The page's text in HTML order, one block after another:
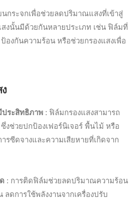
กระจกเพื่อช่วยลดปริมาณแสงที่เข้าสู่
งนั้นมีด้วยกันหลายประเภท เช่น ฟิล์มที่
งกันความร้อน หรือช่วยกรองแสงเพื่อ
ประสิทธิภาพ : ฟิล์มกรองแสงสามารถ
ซึ่งช่วยปกป้องเฟอร์นิเจอร์ พื้นไม้ หรือ
รซีดจางและความเสียหายที่เกิดจาก
: การติดฟิล์มช่วยลดปริมาณความร้อน
ลดการใช้พลังงานจากเครื่องปรับ